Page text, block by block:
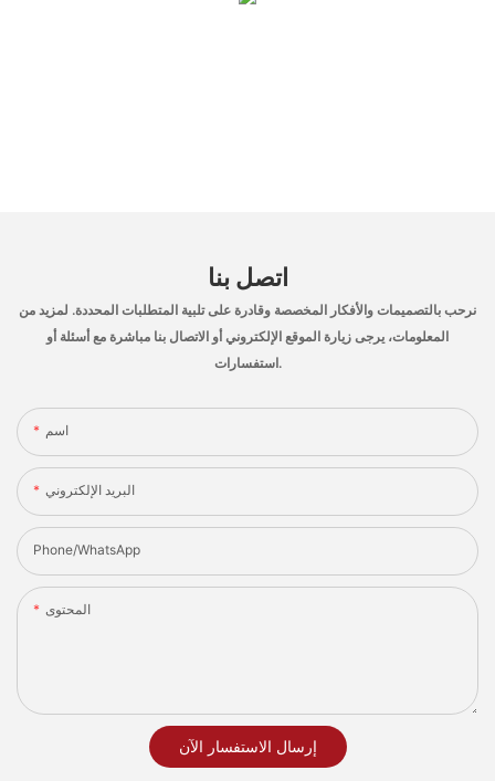
اتصل بنا
نرحب بالتصميمات والأفكار المخصصة وقادرة على تلبية المتطلبات المحددة. لمزيد من
المعلومات، يرجى زيارة الموقع الإلكتروني أو الاتصال بنا مباشرة مع أسئلة أو
استفسارات.
اسم
البريد الإلكتروني
Phone/whatsApp
المحتوى
إرسال الاستفسار الآن